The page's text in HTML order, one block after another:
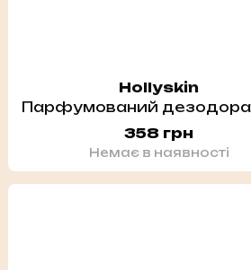
Hollyskin
358 грн
Немає в наявності